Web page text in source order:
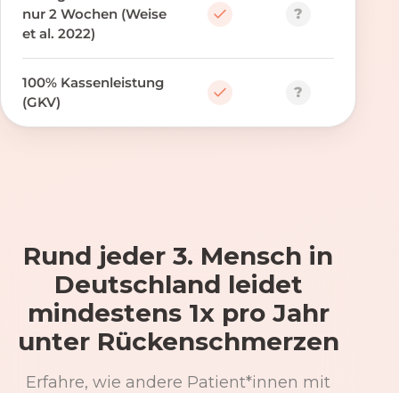
nur 2 Wochen (Weise
et al. 2022)
?
100% Kassenleistung
(GKV)
?
Rund jeder 3. Mensch in
Deutschland leidet
mindestens 1x pro Jahr
unter Rückenschmerzen
Erfahre, wie andere Patient*innen mit